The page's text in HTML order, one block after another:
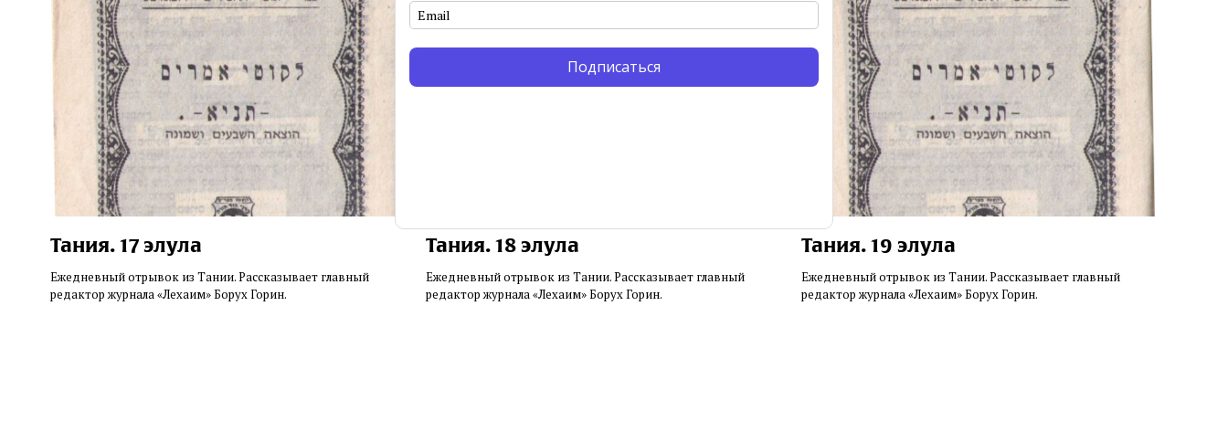
Тания. 17 элула
Ежедневный отрывок из Тании. Рассказывает главный
редактор журнала «Лехаим» Борух Горин.
Тания. 18 элула
Ежедневный отрывок из Тании. Рассказывает главный
редактор журнала «Лехаим» Борух Горин.
Тания. 19 элула
Ежедневный отрывок из Тании. Рассказывает главный
редактор журнала «Лехаим» Борух Горин.
Подписаться